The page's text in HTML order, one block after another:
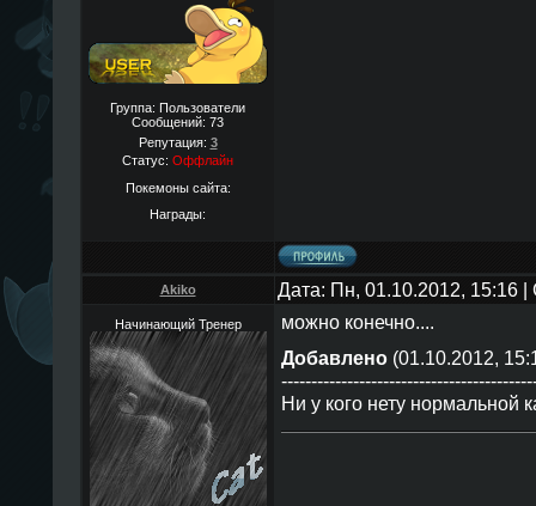
Группа: Пользователи
Сообщений: 73
Репутация: 3
Статус: Оффлайн
Покемоны сайта:
Награды:
Akiko Дата: Пн, 01.10.2012, 15:16
Начинающий Тренер
можно конечно....
Добавлено(01.10.2012,
Ни у кого нету нормальной